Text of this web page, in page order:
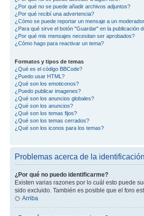
¿Por qué no se puede añadir archivos adjuntos?
¿Por qué recibí una advertencia?
¿Cómo se puede reportar un mensaje a un
¿Para qué sirve el botón "Guardar" en la publicación
¿Por qué mis mensajes necesitan ser aprobados?
¿Cómo hago para reactivar un tema?
Formatos y tipos de temas
¿Qué es el código BBCode?
¿Puedo usar HTML?
¿Qué son los emoticonos?
¿Puedo publicar imagenes?
¿Qué son los anuncios globales?
¿Qué son los anuncios?
¿Qué son los temas fijos?
¿Qué son los temas cerrados?
¿Qué son los iconos para los temas?
Problemas acerca de la
¿Por qué no puedo identificarme?
Existen varias razones por lo cuál esto puede
sido excluido. También es posible que el foro
Arriba